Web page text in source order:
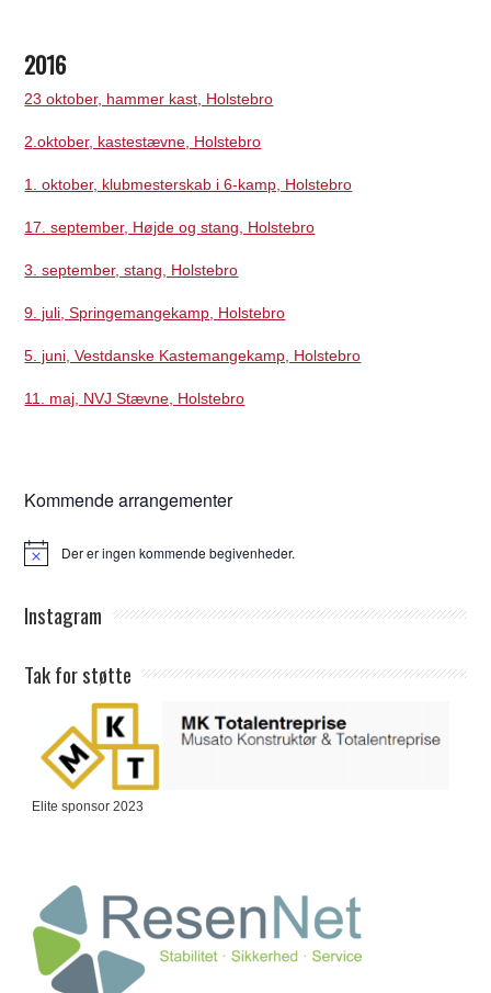
2016
23 oktober, hammer kast, Holstebro
2.oktober, kastestævne, Holstebro
1. oktober, klubmesterskab i 6-kamp, Holstebro
17. september, Højde og stang, Holstebro
3. september, stang, Holstebro
9. juli, Springemangekamp, Holstebro
5. juni, Vestdanske Kastemangekamp, Holstebro
11. maj, NVJ Stævne, Holstebro
Kommende arrangementer
Notice Der er ingen kommende begivenheder.
Instagram
Tak for støtte
Elite sponsor 2023